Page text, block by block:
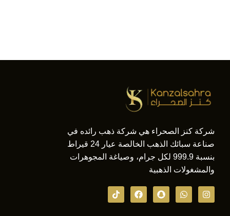
شركة كنز الصحراء هي شركة ذهب رائده في
صناعة سبائك الذهب الخالصة عيار 24 قيراط
بنسبة 999.9 لكل جرام، وصياغة المجوهرات
والمشغولات الذهبية